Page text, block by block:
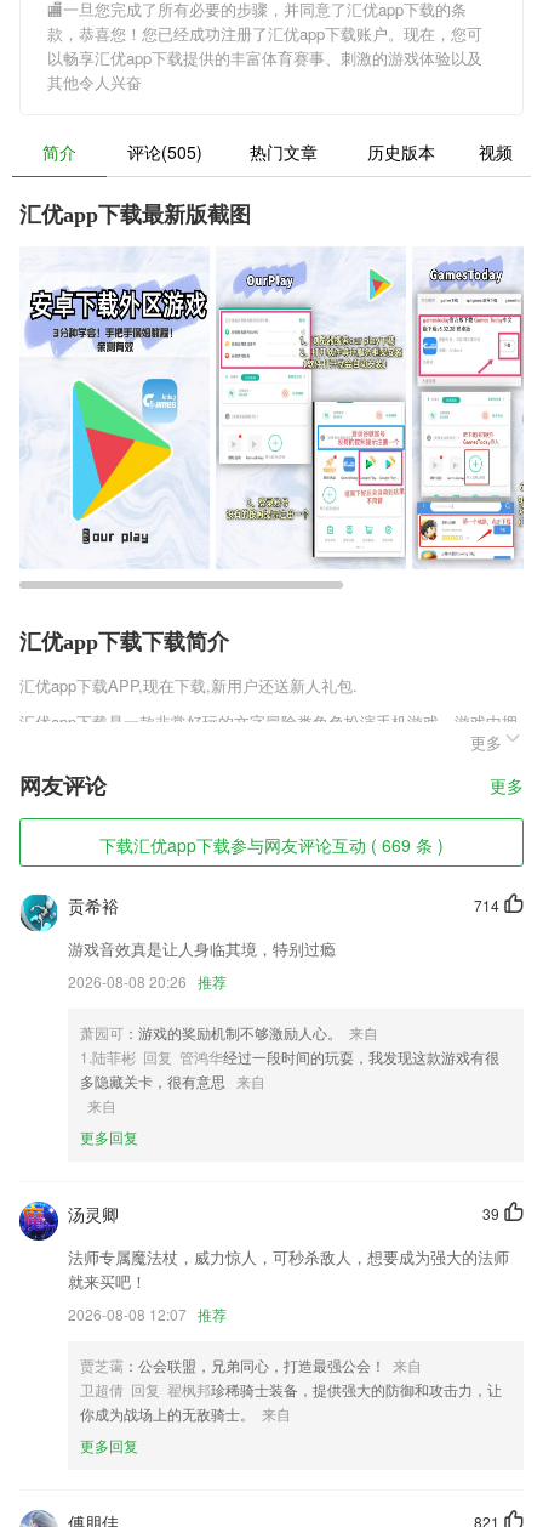
🏬一旦您完成了所有必要的步骤，并同意了汇优app下载的条
款，恭喜您！您已经成功注册了汇优app下载账户。现在，您可
以畅享汇优app下载提供的丰富体育赛事、刺激的游戏体验以及
其他令人兴奋
简介 评论(505) 热门文章 历史版本 视频
汇优app下载最新版截图
汇优app下载下载简介
汇优app下载APP,现在下载,新用户还送新人礼包.
汇优app下载是一款非常好玩的文字冒险类角色扮演手机游戏，游戏中拥
有饱满的剧情故事，古色古香的场景画面，纯正的东方元素融入其中，制
作精良的UI设计，让你享受一场视觉盛宴，喜欢这个仇我先记下了安卓版
v3.1.1这款游戏的玩家千万不要错过，快来趣趣手游网下载体验吧。
汇优app下载软件特色
1,课程板书经过优化设计，以完整动画形式呈现，老师讲到哪里，课程显
示哪里，真正做到吸引孩子注意力，听讲不乏味。
2,【顺丰唯一官方承运商】
3,手机取代扫描机,手机直接拍照扫描或者从相册选取相片即可把照片制
作成清晰的 PDF 文档;
4,学员点评：多种个性标签任你选。
5,支持搜索、拍照、群内、附近、多种方式添加好友，海量优质会员资
源，提供按条件筛选添加；
6,冥想数据&感受曲线,记录你的蜕变轨迹
1.将历三年分数换算后再筛选叠加并通过6大算法进行有权重比例的修
正，计算更加精准
2.按国家考试出题标准比例进行智能组卷，模拟出题，试题采取无序排
3.超级会员：免费习题讲解随便看
4.在手机上也可以更好的来刷题，这里各种学习资源也可以满足很多考生
们的需求；
5.全免费：所有答案可查，只为提升您的学习成绩
更多
网友评论 更多
下载汇优app下载参与网友评论互动 ( 669 条 )
714
贡希裕
游戏音效真是让人身临其境，特别过瘾
2026-08-08 20:26 推荐
萧园可 ：游戏的奖励机制不够激励人心。
来自
1.陆菲彬 回复 管鸿华经过一段时间的玩耍，我发现这款游戏有很
多隐藏关卡，很有意思 来自
来自
更多回复
39
汤灵卿
法师专属魔法杖，威力惊人，可秒杀敌人，想要成为强大的法师
就来买吧！
2026-08-08 12:07 推荐
贾芝霭 ：公会联盟，兄弟同心，打造最强公会！
来自
卫超倩 回复 翟枫邦珍稀骑士装备，提供强大的防御和攻击力，让
你成为战场上的无敌骑士。
来自
更多回复
821
傅朋佳